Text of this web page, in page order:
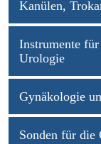
Kanülen,
Instrumente
Urologie
Gynäkologie
Sonden für die